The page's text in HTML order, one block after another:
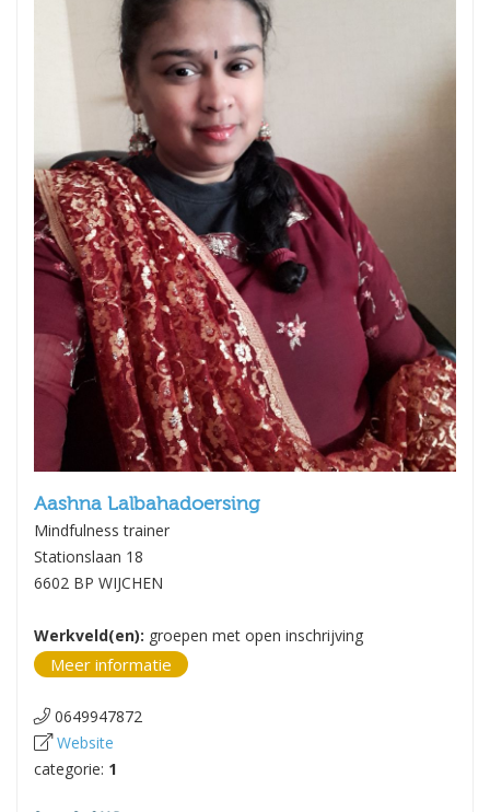
Aashna Lalbahadoersing
Mindfulness trainer
Stationslaan 18
6602 BP WIJCHEN
Werkveld(en): groepen met open inschrijving
Meer informatie
0649947872
Website
categorie: 1